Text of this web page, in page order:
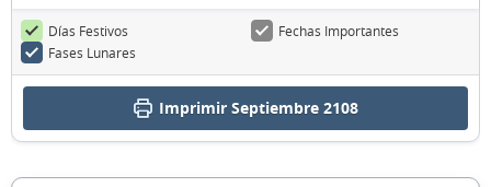
Días Festivos
Fechas Importantes
Fases Lunares
Imprimir Septiembre 2108